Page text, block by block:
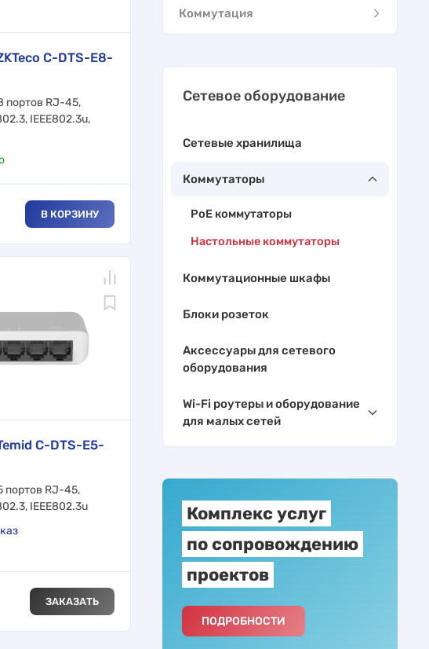
C-DTS-E8-
портов RJ-45,
IEEE802.3u,
В КОРЗИНУ
C-DTS-E5-
портов RJ-45,
IEEE802.3u
ЗАКАЗАТЬ
Коммутация
Сетевое оборудование
Сетевые хранилища
Коммутаторы
PoE коммутаторы
Настольные коммутаторы
Коммутационные шкафы
Блоки розеток
Аксессуары для сетевого
оборудования
Wi-Fi роутеры и оборудование
для малых сетей
Комплекс услуг
по сопровождению
проектов
ПОДРОБНОСТИ